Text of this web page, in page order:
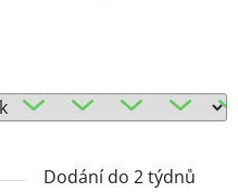
Dodání do 2 týdnů